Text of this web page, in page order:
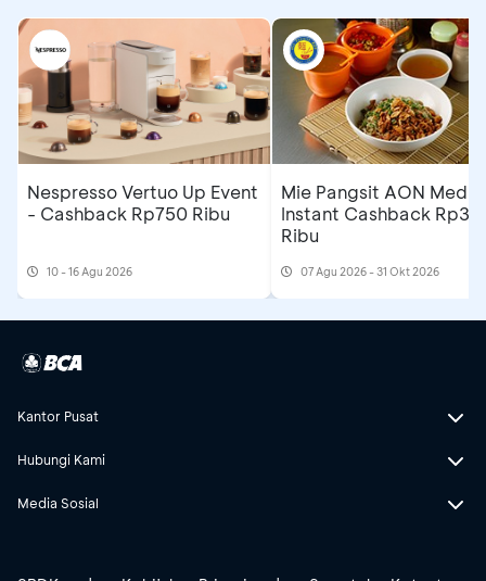
Nespresso Vertuo Up Event
- Cashback Rp750 Ribu
10 - 16 Agu 2026
Mie Pangsit AON
Instant Cashback Rp35
Ribu
07 Agu 2026 - 31 Okt 2026
Kantor Pusat
Hubungi Kami
Media Sosial